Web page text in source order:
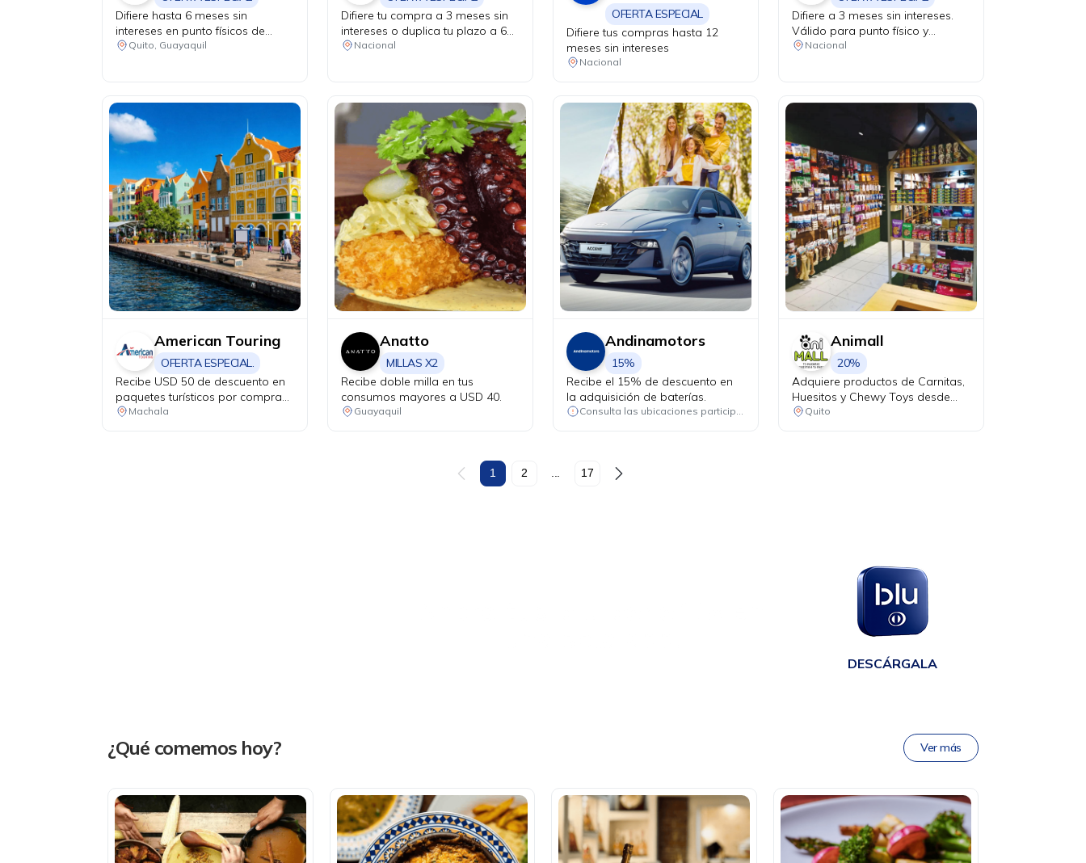
Difiere hasta 6 meses sin
intereses en punto físicos de
venta.
Quito, Guayaquil
Difiere tu compra a 3 meses sin
intereses o duplica tu plazo a 6
meses. Válido solo en puntos de
Nacional
OFERTA ESPECIAL
Difiere tus compras hasta 12
meses sin intereses
Nacional
Difiere a 3 meses sin intereses.
Válido para punto físico y
agencias de viaje.
Nacional
American Touring
OFERTA ESPECIAL.
Recibe USD 50 de descuento en
paquetes turísticos por compras
mínimas de USD 999.
Machala
Anatto
MILLAS X2
Recibe doble milla en tus
consumos mayores a USD 40.
Guayaquil
Andinamotors
15%
Recibe el 15% de descuento en
la adquisición de baterías.
Consulta las ubicaciones participantes
Animall
20%
Adquiere productos de Carnitas,
Huesitos y Chewy Toys desde
USD 9.99 y recibe el 20% de
Quito
1 2 ... 17
DESCÁRGALA
¿Qué comemos hoy? Ver más